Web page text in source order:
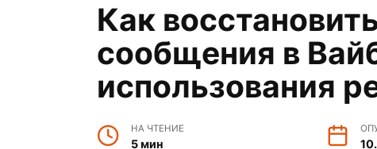
Как
сообщения в
использования
НА ЧТЕНИЕ
5 мин